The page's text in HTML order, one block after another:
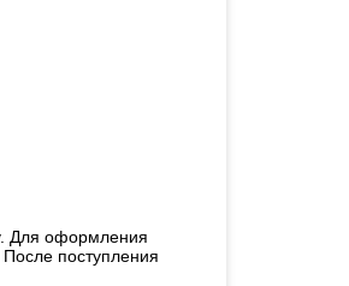
Для оформления
поступления